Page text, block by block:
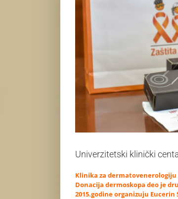
Univerzitetski klinički
Klinika za
Donacija dermoskopa deo je
2015.godine organizuju